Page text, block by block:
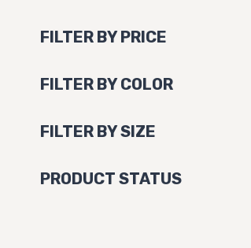
FILTER BY PRICE
FILTER BY COLOR
FILTER BY SIZE
PRODUCT STATUS